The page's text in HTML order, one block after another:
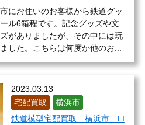
にお住いのお客様から鉄道グッ
ル6箱程です。記念グッズや文
がありましたが、その中には玩
した。こちらは何度か他のお...
2023.03.13
宅配買取
横浜市
鉄道模型宅配買取 横浜市 LI